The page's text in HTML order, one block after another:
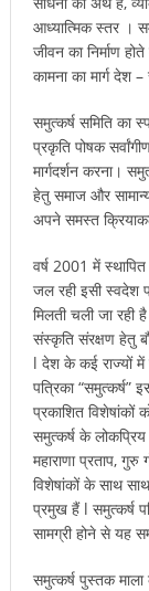
आध्यात्मिक स्तर ।
जीवन का निर्माण
कामना का मार्ग
समुत्कर्ष समिति का
प्रकृति पोषक
मार्गदर्शन करना।
हेतु समाज और
अपने समस्त
वर्ष 2001 में
जल रही इसी स्वदेश
मिलती चली जा रही
संस्कृति संरक्षण हेतु
l देश के कई राज्यों में
पत्रिका
प्रकाशित विशेषांकों
समुत्कर्ष के लोकप्रिय
महाराणा प्रताप, गुरु
विशेषांकों के साथ
प्रमुख हैं l समुत्कर्ष
सामग्री होने से यह
समुत्कर्ष पुस्तक